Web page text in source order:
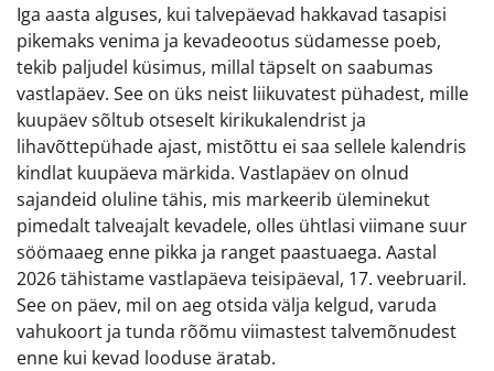
Iga aasta alguses, kui talvepäevad hakkavad tasapisi
pikemaks venima ja kevadeootus südamesse poeb,
tekib paljudel küsimus, millal täpselt on saabumas
vastlapäev. See on üks neist liikuvatest pühadest, mille
kuupäev sõltub otseselt kirikukalendrist ja
lihavõttepühade ajast, mistõttu ei saa sellele kalendris
kindlat kuupäeva märkida. Vastlapäev on olnud
sajandeid oluline tähis, mis markeerib üleminekut
pimedalt talveajalt kevadele, olles ühtlasi viimane suur
söömaaeg enne pikka ja ranget paastuaega. Aastal
2026 tähistame vastlapäeva teisipäeval, 17. veebruaril.
See on päev, mil on aeg otsida välja kelgud, varuda
vahukoort ja tunda rõõmu viimastest talvemõnudest
enne kui kevad looduse äratab.